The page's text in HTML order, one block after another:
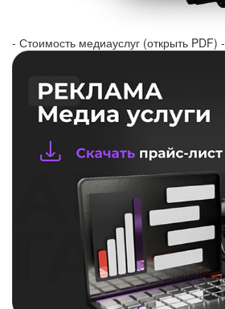
- Стоимость медиауслуг (открыть PDF) -